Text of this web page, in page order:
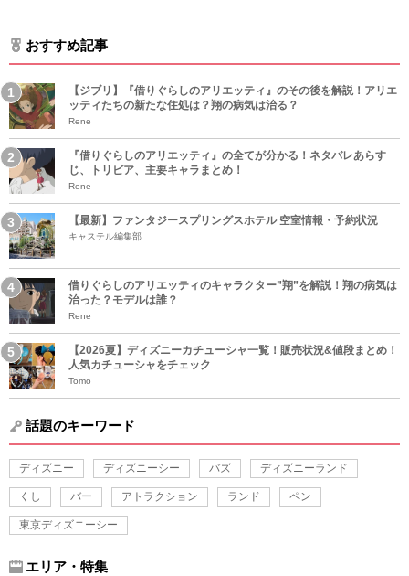
おすすめ記事
【ジブリ】『借りぐらしのアリエッティ』のその後を解説！アリエ
ッティたちの新たな住処は？翔の病気は治る？
Rene
『借りぐらしのアリエッティ』の全てが分かる！ネタバレあらす
じ、トリビア、主要キャラまとめ！
Rene
【最新】ファンタジースプリングスホテル 空室情報・予約状況
キャステル編集部
借りぐらしのアリエッティのキャラクター”翔”を解説！翔の病気は
治った？モデルは誰？
Rene
【2026夏】ディズニーカチューシャ一覧！販売状況&値段まとめ！
人気カチューシャをチェック
Tomo
話題のキーワード
ディズニー ディズニーシー バズ ディズニーランド
くし バー アトラクション ランド ペン
東京ディズニーシー
エリア・特集